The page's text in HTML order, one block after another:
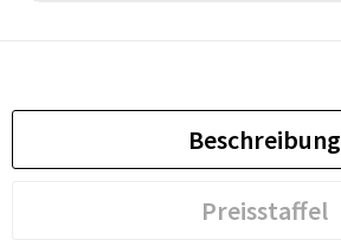
Beschreibung
Preisstaffel